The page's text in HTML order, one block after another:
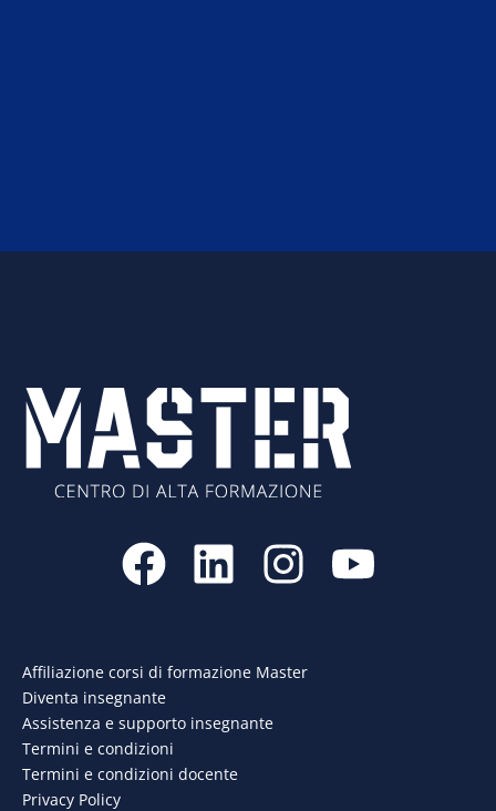
F
a
e
b
o
L
i
k
e
d
I
n
t
Y
o
Affiliazione corsi di formazione Master
Diventa insegnante
Assistenza e supporto insegnante
Termini e condizioni
Termini e condizioni docente
Privacy Policy